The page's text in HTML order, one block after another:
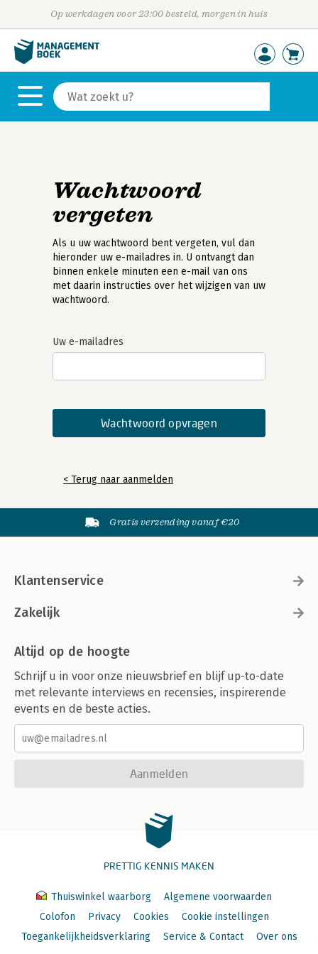
Op werkdagen voor 23:00 besteld, morgen in huis
Wachtwoord
vergeten
Als u uw wachtwoord bent vergeten, vul dan
hieronder uw e-mailadres in. U ontvangt dan
binnen enkele minuten een e-mail van ons
met daarin instructies over het wijzigen van uw
wachtwoord.
Uw e-mailadres
< Terug naar aanmelden
Gratis verzending vanaf €20
Klantenservice
Zakelijk
Altijd op de hoogte
Schrijf u in voor onze nieuwsbrief en blijf up-to-date
met relevante interviews en recensies, inspirerende
events en de beste acties.
Aanmelden
PRETTIG KENNIS MAKEN
Thuiswinkel waarborg
Algemene voorwaarden
Colofon
Privacy Cookies
Cookie instellingen
Toegankelijkheidsverklaring
Service & Contact Over ons